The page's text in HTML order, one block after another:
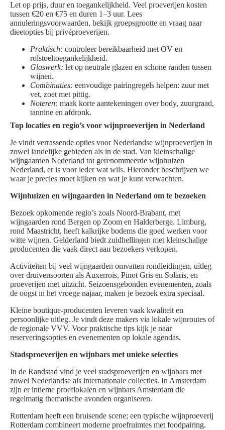
Let op prijs, duur en toegankelijkheid. Veel proeverijen kosten
tussen €20 en €75 en duren 1–3 uur. Lees
annuleringsvoorwaarden, bekijk groepsgrootte en vraag naar
dieetopties bij privéproeverijen.
Praktisch: controleer bereikbaarheid met OV en
rolstoeltoegankelijkheid.
Glaswerk: let op neutrale glazen en schone randen tussen
wijnen.
Combinaties: eenvoudige pairingregels helpen: zuur met
vet, zoet met pittig.
Noteren: maak korte aantekeningen over body, zuurgraad,
tannine en afdronk.
Top locaties en regio’s voor wijnproeverijen in Nederland
Je vindt verrassende opties voor Nederlandse wijnproeverijen in
zowel landelijke gebieden als in de stad. Van kleinschalige
wijngaarden Nederland tot gerenommeerde wijnhuizen
Nederland, er is voor ieder wat wils. Hieronder beschrijven we
waar je precies moet kijken en wat je kunt verwachten.
Wijnhuizen en wijngaarden in Nederland om te bezoeken
Bezoek opkomende regio’s zoals Noord-Brabant, met
wijngaarden rond Bergen op Zoom en Halderberge. Limburg,
rond Maastricht, heeft kalkrijke bodems die goed werken voor
witte wijnen. Gelderland biedt zuidhellingen met kleinschalige
producenten die vaak direct aan bezoekers verkopen.
Activiteiten bij veel wijngaarden omvatten rondleidingen, uitleg
over druivensoorten als Auxerrois, Pinot Gris en Solaris, en
proeverijen met uitzicht. Seizoensgebonden evenementen, zoals
de oogst in het vroege najaar, maken je bezoek extra speciaal.
Kleine boutique-producenten leveren vaak kwaliteit en
persoonlijke uitleg. Je vindt deze makers via lokale wijnroutes of
de regionale VVV. Voor praktische tips kijk je naar
reserveringsopties en evenementen op lokale agendas.
Stadsproeverijen en wijnbars met unieke selecties
In de Randstad vind je veel stadsproeverijen en wijnbars met
zowel Nederlandse als internationale collecties. In Amsterdam
zijn er intieme proeflokalen en wijnbars Amsterdam die
regelmatig thematische avonden organiseren.
Rotterdam heeft een bruisende scene; een typische wijnproeverij
Rotterdam combineert moderne proefruimtes met foodpairing.